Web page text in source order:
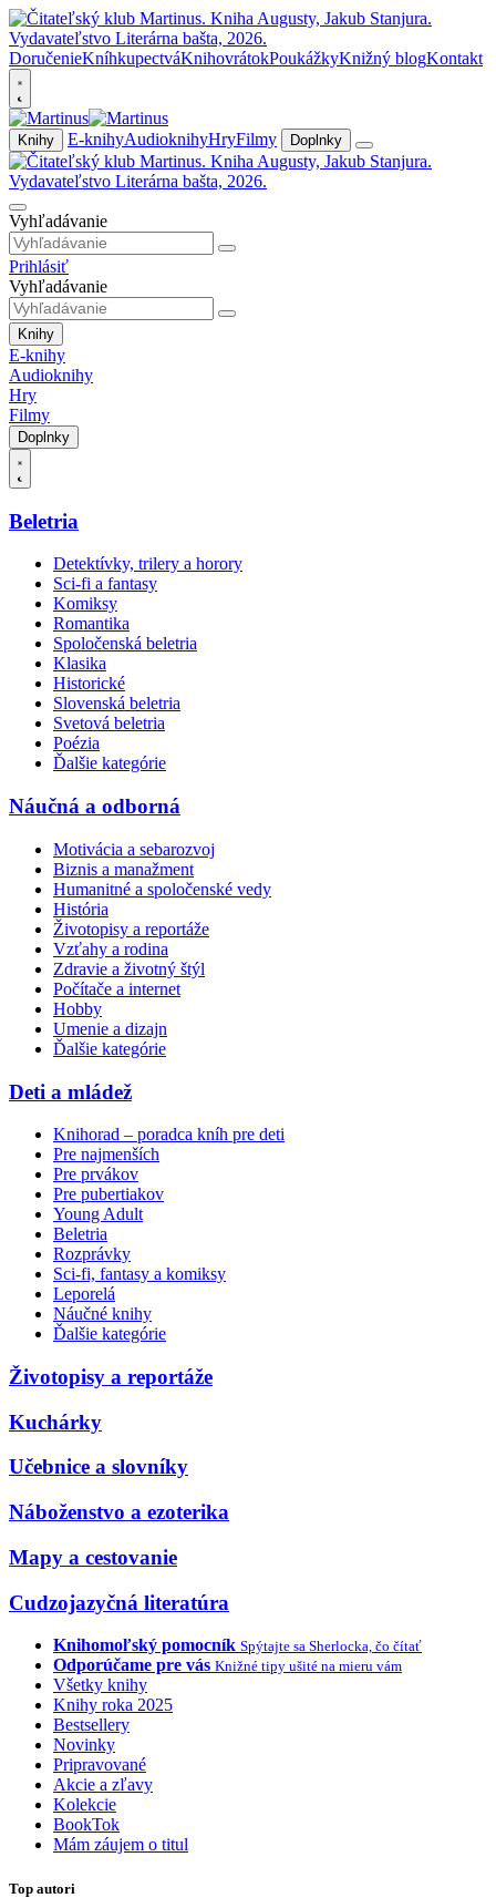
DoručenieKníhkupectváKnihovrátokPoukážkyKnižný blogKontakt
Knihy E-knihyAudioknihyHryFilmy Doplnky
Vyhľadávanie
Prihlásiť
Vyhľadávanie
Knihy
E-knihy
Audioknihy
Hry
Filmy
Doplnky
Beletria
Detektívky, trilery a horory
Sci-fi a fantasy
Komiksy
Romantika
Spoločenská beletria
Klasika
Historické
Slovenská beletria
Svetová beletria
Poézia
Ďalšie kategórie
Náučná a odborná
Motivácia a sebarozvoj
Biznis a manažment
Humanitné a spoločenské vedy
História
Životopisy a reportáže
Vzťahy a rodina
Zdravie a životný štýl
Počítače a internet
Hobby
Umenie a dizajn
Ďalšie kategórie
Deti a mládež
Knihorad – poradca kníh pre deti
Pre najmenších
Pre prvákov
Pre pubertiakov
Young Adult
Beletria
Rozprávky
Sci-fi, fantasy a komiksy
Leporelá
Náučné knihy
Ďalšie kategórie
Životopisy a reportáže
Kuchárky
Učebnice a slovníky
Náboženstvo a ezoterika
Mapy a cestovanie
Cudzojazyčná literatúra
Knihomoľský pomocník Spýtajte sa Sherlocka, čo čítať
Odporúčame pre vás Knižné tipy ušité na mieru vám
Všetky knihy
Knihy roka 2025
Bestsellery
Novinky
Pripravované
Akcie a zľavy
Kolekcie
BookTok
Mám záujem o titul
Top autori